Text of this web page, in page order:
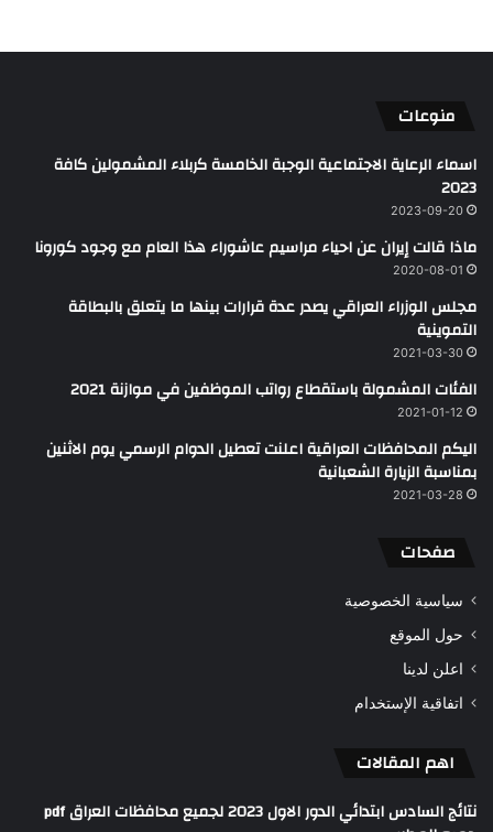
منوعات
اسماء الرعاية الاجتماعية الوجبة الخامسة كربلاء المشمولين كافة
2023
2023-09-20
ماذا قالت إيران عن احياء مراسيم عاشوراء هذا العام مع وجود كورونا
2020-08-01
مجلس الوزراء العراقي يصدر عدة قرارات بينها ما يتعلق بالبطاقة
التموينية
2021-03-30
الفئات المشمولة باستقطاع رواتب الموظفين في موازنة 2021
2021-01-12
اليكم المحافظات العراقية اعلنت تعطيل الدوام الرسمي يوم الاثنين
بمناسبة الزيارة الشعبانية
2021-03-28
صفحات
سياسية الخصوصية
حول الموقع
اعلن لدينا
اتفاقية الإستخدام
اهم المقالات
نتائج السادس ابتدائي الدور الاول 2023 لجميع محافظات العراق pdf